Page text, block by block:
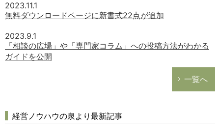
2023.11.1
無料ダウンロードページに新書式22点が追加
2023.9.1
「相談の広場」や「専門家コラム」への投稿方法がわかる
ガイドを公開
一覧へ
経営ノウハウの泉より最新記事